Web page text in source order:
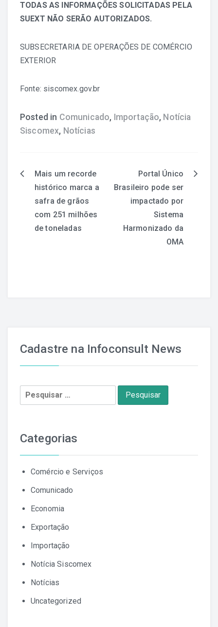
TODAS AS INFORMAÇÕES SOLICITADAS PELA
SUEXT NÃO SERÃO AUTORIZADOS.
SUBSECRETARIA DE OPERAÇÕES DE COMÉRCIO
EXTERIOR
Fonte: siscomex.gov.br
Posted in Comunicado, Importação, Notícia
Siscomex, Notícias
Navegação
Post
Mais um recorde
histórico marca a
safra de grãos
com 251 milhões
de toneladas
Portal Único
Brasileiro pode ser
impactado por
Sistema
Harmonizado da
OMA
Cadastre na Infoconsult News
Pesquisar
por:
Categorias
Comércio e Serviços
Comunicado
Economia
Exportação
Importação
Notícia Siscomex
Notícias
Uncategorized